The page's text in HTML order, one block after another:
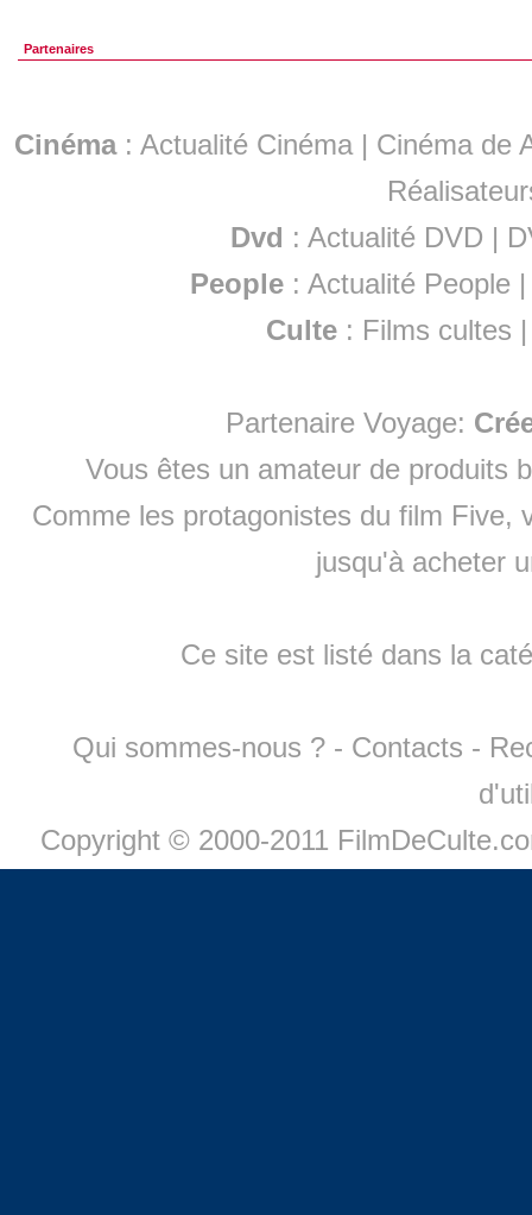
Partenaires
Cinéma: Actualité Cinéma | Cinéma de
Dvd : Actualité DVD |
People :Actualité People
Culte : Films cultes
Partenaire Voyage:
Vous êtes un amateur de produits
Comme les protagonistes du film Five,
jusqu'à acheter
Ce site est listé dans la
Qui sommes-nous ? - Contacts -
Copyright © 2000-2011